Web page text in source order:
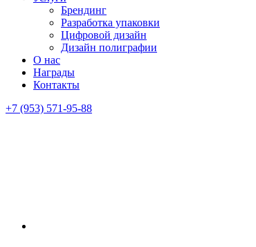
Брендинг
Разработка упаковки
Цифровой дизайн
Дизайн полиграфии
О нас
Награды
Контакты
+7 (953) 571-95-88